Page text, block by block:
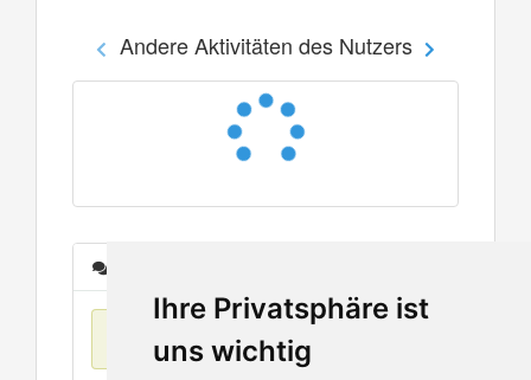
Ihre Privatsphäre ist
uns wichtig
Andere Aktivitäten des Nutzers
Keine Einträge